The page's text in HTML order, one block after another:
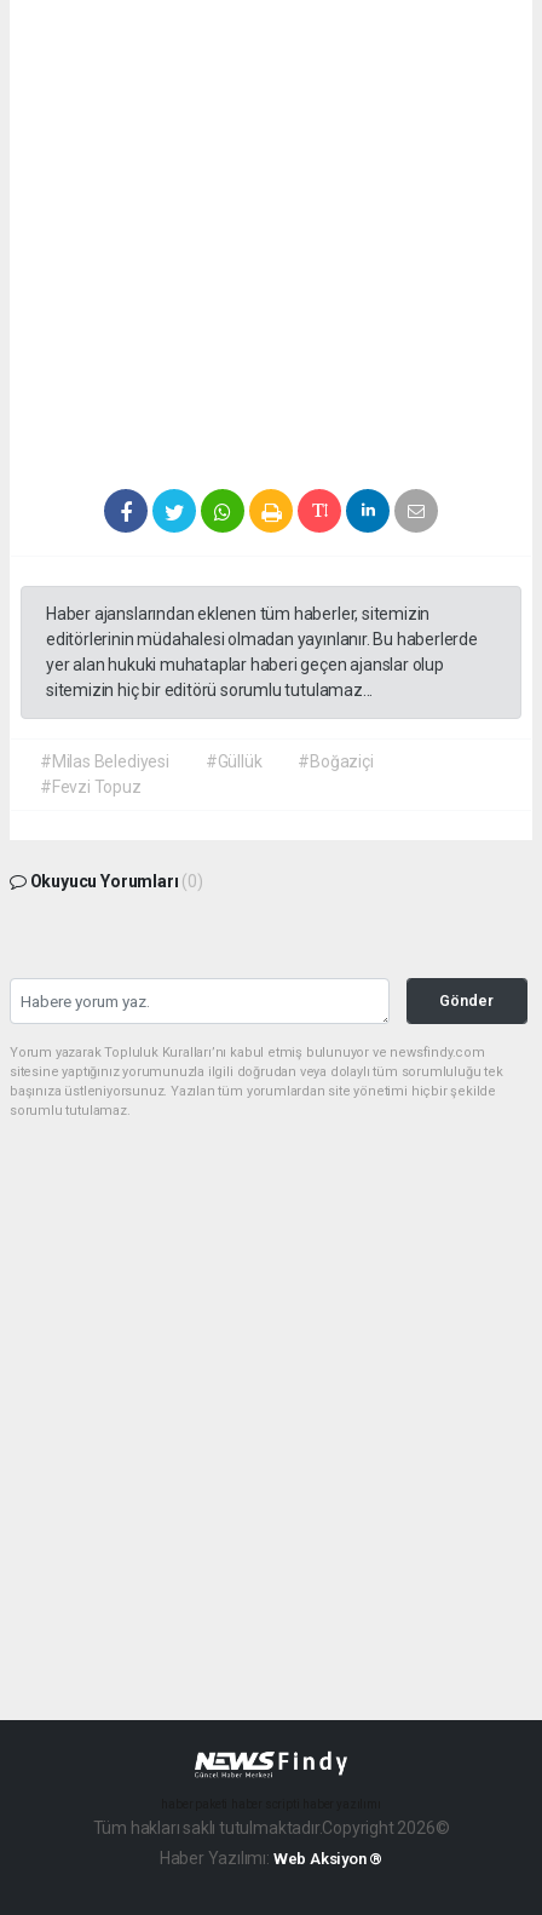
Haber ajanslarından eklenen tüm haberler, sitemizin
editörlerinin müdahalesi olmadan yayınlanır. Bu haberlerde
yer alan hukuki muhataplar haberi geçen ajanslar olup
sitemizin hiç bir editörü sorumlu tutulamaz...
#Milas Belediyesi #Güllük
#Boğaziçi
#Fevzi Topuz
Okuyucu Yorumları (0)
Gönder
Yorum yazarak Topluluk Kuralları’nı kabul etmiş bulunuyor ve newsfindy.com
sitesine yaptığınız yorumunuzla ilgili doğrudan veya dolaylı tüm sorumluluğu tek
başınıza üstleniyorsunuz. Yazılan tüm yorumlardan site yönetimi hiçbir şekilde
sorumlu tutulamaz.
Tüm hakları saklı tutulmaktadır.Copyright 2026©
Haber Yazılımı: Web Aksiyon ®